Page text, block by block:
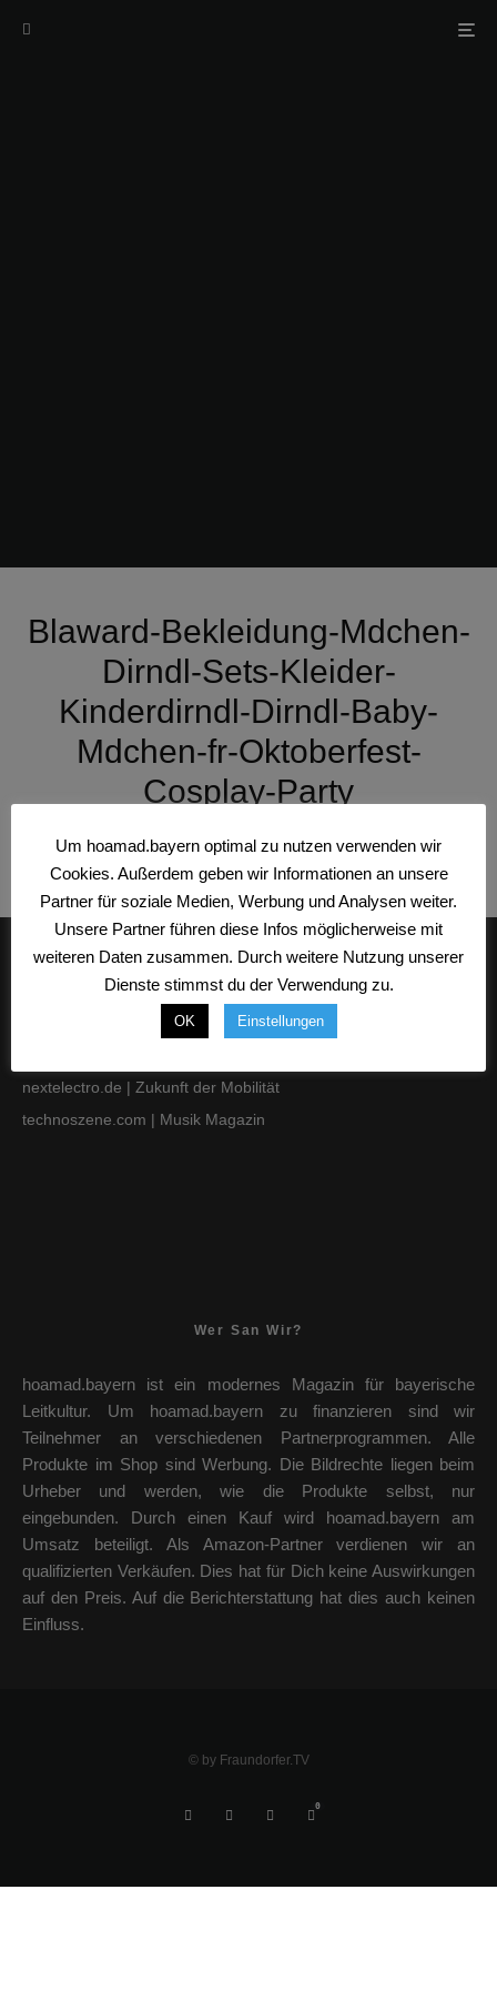
Blaward-Bekleidung-Mdchen-
Dirndl-Sets-Kleider-
Kinderdirndl-Dirndl-Baby-
Mdchen-fr-Oktoberfest-
Cosplay-Party
| media group
nextelectro.de | Zukunft der Mobilität
technoszene.com | Musik Magazin
Wer San Wir?
hoamad.bayern ist ein modernes Magazin für bayerische
Leitkultur. Um hoamad.bayern zu finanzieren sind wir
Teilnehmer an verschiedenen Partnerprogrammen. Alle
Produkte im Shop sind Werbung. Die Bildrechte liegen beim
Urheber und werden, wie die Produkte selbst, nur
eingebunden. Durch einen Kauf wird hoamad.bayern am
Umsatz beteiligt. Als Amazon-Partner verdienen wir an
qualifizierten Verkäufen. Dies hat für Dich keine Auswirkungen
auf den Preis. Auf die Berichterstattung hat dies auch keinen
Einfluss.
© by Fraundorfer.TV
0
Um hoamad.bayern optimal zu nutzen verwenden wir
Cookies. Außerdem geben wir Informationen an unsere
Partner für soziale Medien, Werbung und Analysen weiter.
Unsere Partner führen diese Infos möglicherweise mit
weiteren Daten zusammen. Durch weitere Nutzung unserer
Dienste stimmst du der Verwendung zu.
OK Einstellungen